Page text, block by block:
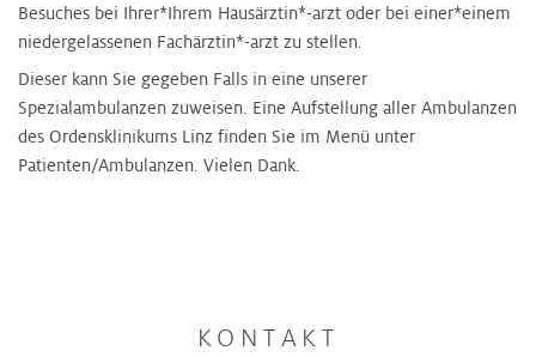
Besuches bei Ihrer*Ihrem Hausärztin*-arzt oder bei einer*einem
niedergelassenen Fachärztin*-arzt zu stellen.
Dieser kann Sie gegeben Falls in eine unserer
Spezialambulanzen zuweisen. Eine Aufstellung aller Ambulanzen
des Ordensklinikums Linz finden Sie im Menü unter
Patienten/Ambulanzen. Vielen Dank.
KONTAKT